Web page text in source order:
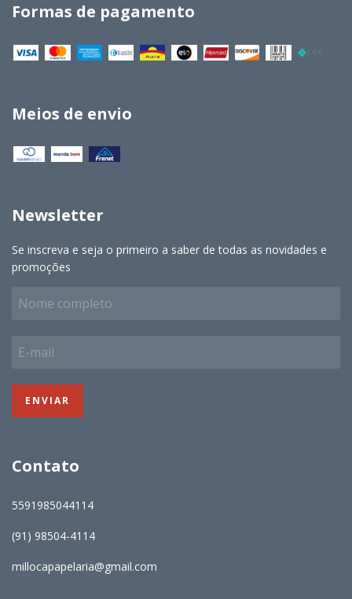
Formas de pagamento
Meios de envio
Newsletter
Se inscreva e seja o primeiro a saber de todas as novidades e
promoções
Contato
5591985044114
(91) 98504-4114
millocapapelaria@gmail.com